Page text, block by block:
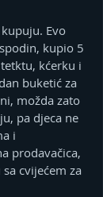
Evo
kupio 5
kćerku i
buketić za
možda zato
pa djeca ne
i
prodavačica,
cvijećem za